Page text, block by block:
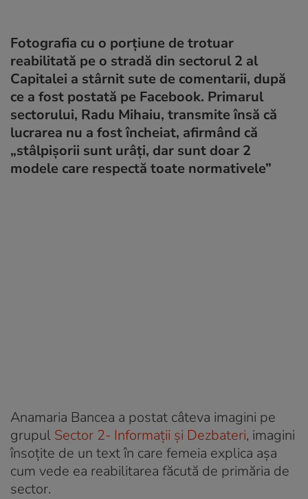
Fotografia cu o porțiune de trotuar
reabilitată pe o stradă din sectorul 2 al
Capitalei a stârnit sute de comentarii, după
ce a fost postată pe Facebook. Primarul
sectorului, Radu Mihaiu, transmite însă că
lucrarea nu a fost încheiat, afirmând că
„stâlpișorii sunt urâți, dar sunt doar 2
modele care respectă toate normativele”
Anamaria Bancea a postat câteva imagini pe
grupul Sector 2- Informații și Dezbateri, imagini
însoțite de un text în care femeia explica așa
cum vede ea reabilitarea făcută de primăria de
sector.